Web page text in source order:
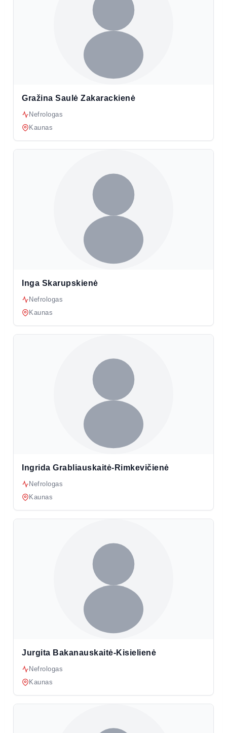
Gražina Saulė Zakarackienė
Nefrologas
Kaunas
Inga Skarupskienė
Nefrologas
Kaunas
Ingrida Grabliauskaitė-Rimkevičienė
Nefrologas
Kaunas
Jurgita Bakanauskaitė-Kisielienė
Nefrologas
Kaunas